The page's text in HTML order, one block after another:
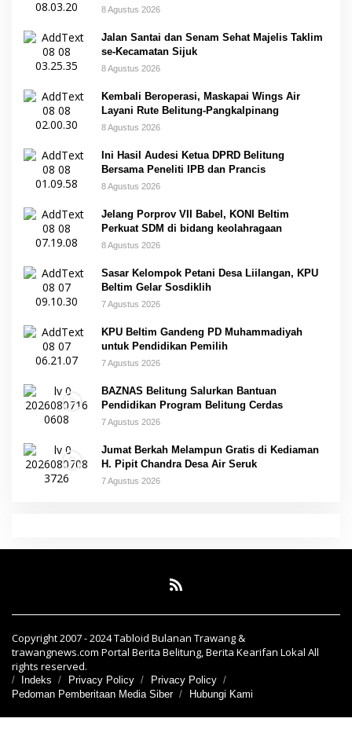
8 Agustus 2026
Jalan Santai dan Senam Sehat Majelis Taklim
se-Kecamatan Sijuk
8 Agustus 2026
Kembali Beroperasi, Maskapai Wings Air
Layani Rute Belitung-Pangkalpinang
8 Agustus 2026
Ini Hasil Audesi Ketua DPRD Belitung
Bersama Peneliti IPB dan Prancis
8 Agustus 2026
Jelang Porprov VII Babel, KONI Beltim
Perkuat SDM di bidang keolahragaan
8 Agustus 2026
Sasar Kelompok Petani Desa Liilangan, KPU
Beltim Gelar Sosdiklih
7 Agustus 2026
KPU Beltim Gandeng PD Muhammadiyah
untuk Pendidikan Pemilih
7 Agustus 2026
BAZNAS Belitung Salurkan Bantuan
Pendidikan Program Belitung Cerdas
7 Agustus 2026
Jumat Berkah Melampun Gratis di Kediaman
H. Pipit Chandra Desa Air Seruk
7 Agustus 2026
Copyright 2007 - 2024 Tabloid Bulanan Trawang &
trawangnews.com Portal Berita Belitung, Berita Kearifan Lokal All
rights reserved.
Indeks Privacy Policy
Privacy Policy
Pedoman Pemberitaan Media Siber
Hubungi Kami